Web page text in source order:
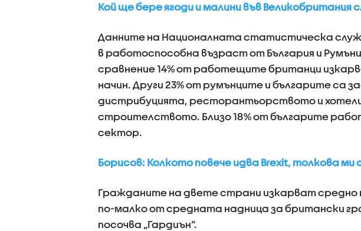
Кой ще бере ягоди и малини във Великобритания
Данните на Националната статистическа
в работоспособна възраст от България и
сравнение 14% от работещите британци
начин. Други 23% от румънците и българите са
дистрибуцията, ресторантьорството и
строителството. Близо 18% от българите
сектор.
Борисов: Колкото повече идва Brexit, толкова ми
Гражданите на двете страни изкарват средно
по-малко от средната надница за британски
посочва „Гардиън“.